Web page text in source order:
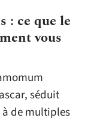
: ce que le
vous
séduit
de multiples